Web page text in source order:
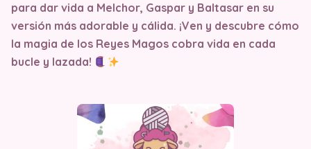
para dar vida a Melchor, Gaspar y Baltasar en su
versión más adorable y cálida. ¡Ven y descubre cómo
la magia de los Reyes Magos cobra vida en cada
bucle y lazada!